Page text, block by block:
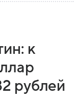
к
рублей